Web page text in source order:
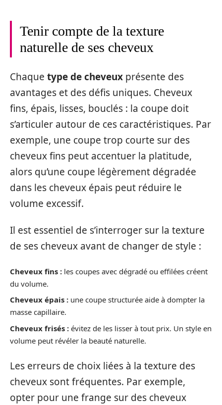
Tenir compte de la texture
naturelle de ses cheveux
Chaque type de cheveux présente des
avantages et des défis uniques. Cheveux
fins, épais, lisses, bouclés : la coupe doit
s’articuler autour de ces caractéristiques. Par
exemple, une coupe trop courte sur des
cheveux fins peut accentuer la platitude,
alors qu’une coupe légèrement dégradée
dans les cheveux épais peut réduire le
volume excessif.
Il est essentiel de s’interroger sur la texture
de ses cheveux avant de changer de style :
Cheveux fins : les coupes avec dégradé ou effilées créent
du volume.
Cheveux épais : une coupe structurée aide à dompter la
masse capillaire.
Cheveux frisés : évitez de les lisser à tout prix. Un style en
volume peut révéler la beauté naturelle.
Les erreurs de choix liées à la texture des
cheveux sont fréquentes. Par exemple,
opter pour une frange sur des cheveux